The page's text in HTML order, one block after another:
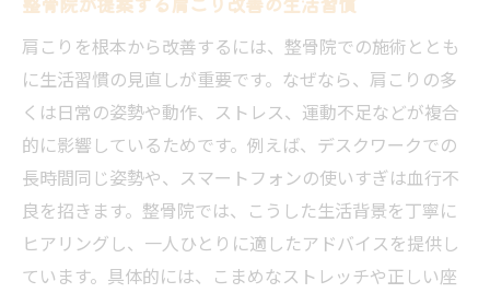
肩こりを根本から改善するには、整骨院での施術ととも
に生活習慣の見直しが重要です。なぜなら、肩こりの多
くは日常の姿勢や動作、ストレス、運動不足などが複合
的に影響しているためです。例えば、デスクワークでの
長時間同じ姿勢や、スマートフォンの使いすぎは血行不
良を招きます。整骨院では、こうした生活背景を丁寧に
ヒアリングし、一人ひとりに適したアドバイスを提供し
ています。具体的には、こまめなストレッチや正しい座